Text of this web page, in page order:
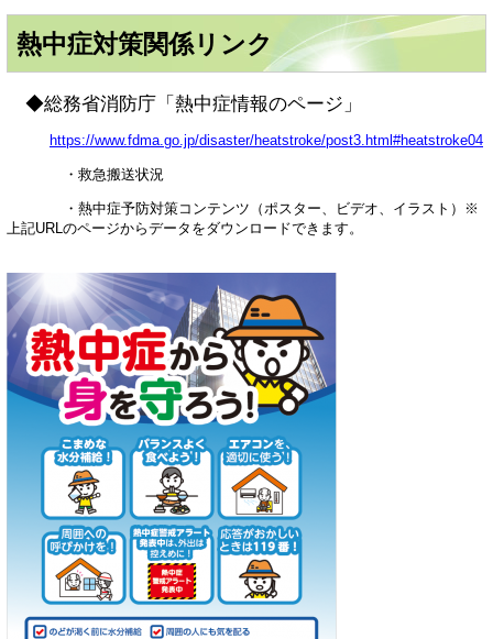
熱中症対策関係リンク
◆総務省消防庁「熱中症情報のページ」
https://www.fdma.go.jp/disaster/heatstroke/post3.html#heatstroke04
​ ・救急搬送状況
・熱中症予防対策コンテンツ（ポスター、ビデオ、イラスト）※
上記URLのページからデータをダウンロードできます。